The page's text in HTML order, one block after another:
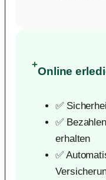
+
Online
✅
✅
erhalten
✅